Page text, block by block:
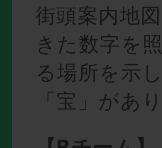
街頭案内地
きた数字を
る場所を示
「宝」があ